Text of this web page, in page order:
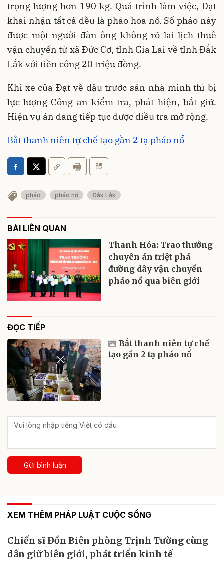
trọng lượng hơn 190 kg. Quá trình làm việc, Đạt
khai nhận tất cả đều là pháo hoa nổ. Số pháo này
được một người đàn ông không rõ lai lịch thuê
vận chuyển từ xã Đức Cơ, tỉnh Gia Lai về tỉnh Đắk
Lắk với tiền công 20 triệu đồng.
Khi xe của Đạt về đậu trước sân nhà mình thì bị
lực lượng Công an kiểm tra, phát hiện, bắt giữ.
Hiện vụ án đang tiếp tục được điều tra mở rộng.
Bắt thanh niên tự chế tạo gần 2 tạ pháo nổ
pháo pháo nổ Đắk Lắk
BÀI LIÊN QUAN
Thanh Hóa: Trao thưởng
chuyên án triệt phá
đường dây vận chuyển
pháo nổ qua biên giới
ĐỌC TIẾP
Bắt thanh niên tự chế
tạo gần 2 tạ pháo nổ
Gửi bình luận
XEM THÊM PHÁP LUẬT CUỘC SỐNG
Chiến sĩ Đồn Biên phòng Trịnh Tường cùng
dân giữ biên giới, phát triển kinh tế